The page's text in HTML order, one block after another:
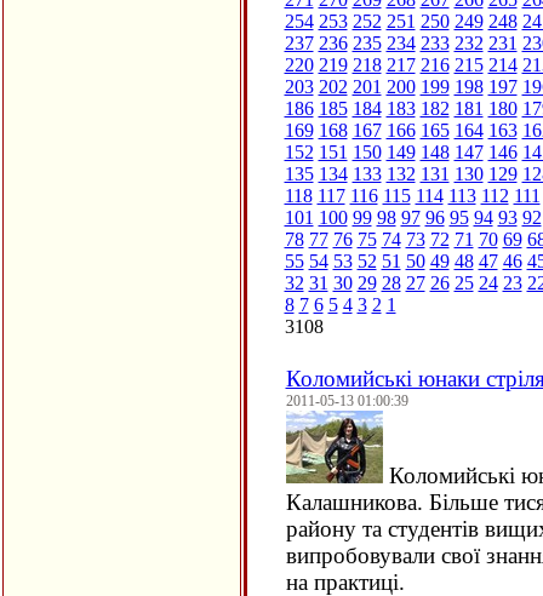
254 253 252 251 250 249 248
237 236 235 234 233 232 231
220 219 218 217 216 215 214
203 202 201 200 199 198 197
186 185 184 183 182 181 180
169 168 167 166 165 164 163
152 151 150 149 148 147 146
135 134 133 132 131 130 129
118 117 116 115 114 113 112 111
101 100 99 98 97 96 95 94 93 92
78 77 76 75 74 73 72 71 70 69
55 54 53 52 51 50 49 48 47 46
32 31 30 29 28 27 26 25 24 23
8 7 6 5 4 3 2 1
3108
Коломийські юнаки
2011-05-13 01:00:39
Коломийські
Калашникова. Більше
району та студентів
випробовували свої
на практиці.